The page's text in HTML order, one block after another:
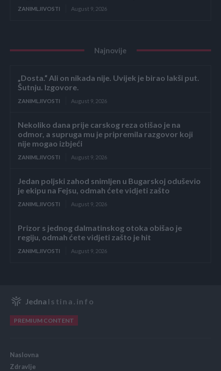
ZANIMLJIVOSTI August 9, 2026
Najnovije
„Dosta.“ Ali on nikada nije. Uvijek je birao lakši put.
Šutnju. Izgovore.
ZANIMLJIVOSTI August 9, 2026
Nekoliko dana prije carskog reza otišao je na
odmor, a supruga mu je pripremila razgovor koji
nije mogao izbjeći
ZANIMLJIVOSTI August 9, 2026
Jedan poljski zahod snimljen u Bugarskoj oduševio
je ekipu na Fejsu, odmah ćete vidjeti zašto
ZANIMLJIVOSTI August 9, 2026
Prizor s jednog dalmatinskog otoka obišao je
regiju, odmah ćete vidjeti zašto je hit
ZANIMLJIVOSTI August 9, 2026
Jedna Istina.info
PREMIUM CONTENT
Naslovna
Zdravlje